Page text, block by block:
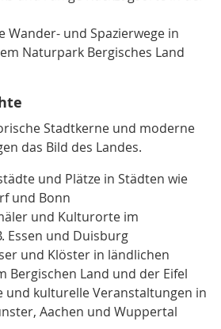
Wander- und Spazierwege in
Naturpark Bergisches Land
Stadtkerne und moderne
das Bild des Landes.
und Plätze in Städten wie
und Bonn
und Kulturorte im
Essen und Duisburg
und Klöster in ländlichen
Bergischen Land und der Eifel
und kulturelle Veranstaltungen in
Aachen und Wuppertal